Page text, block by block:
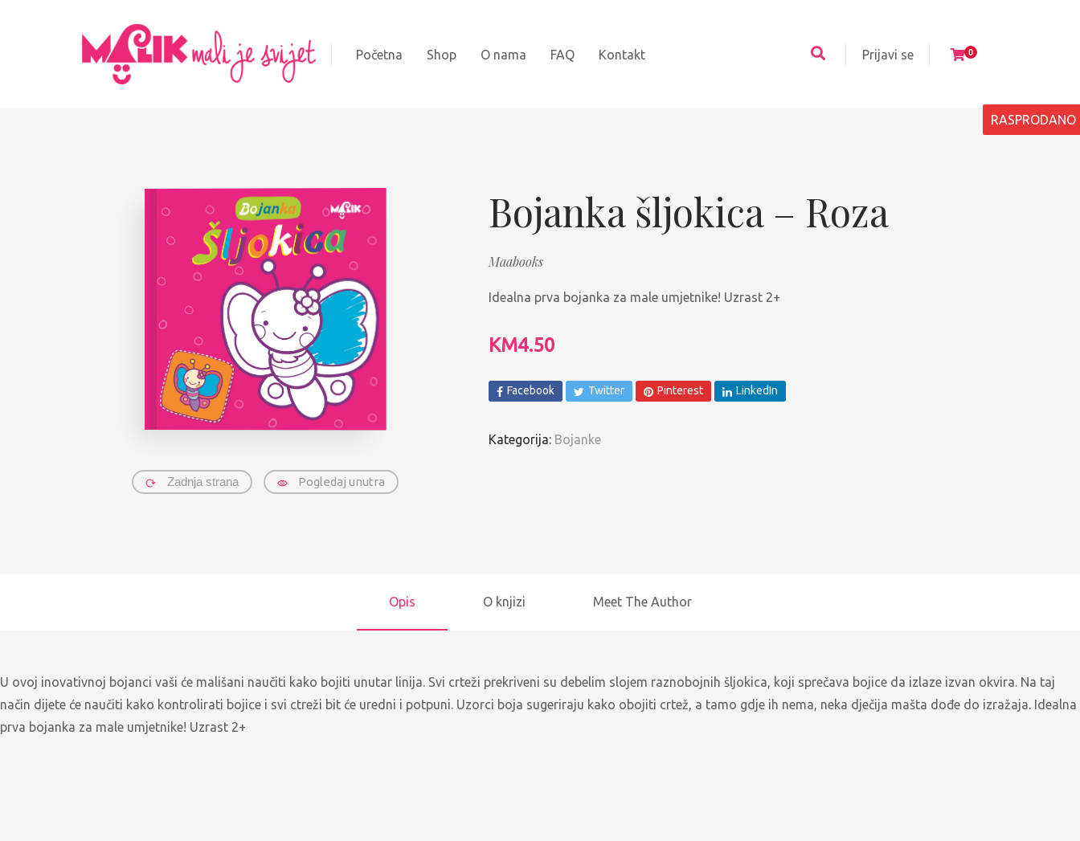
Početna Shop
Kartonske slikovnice
Najprodavanije
Knjige za djecu
Slikovnice sa naljepnicama
Pregled po autorima
O nama FAQ Kontakt Prijavi se 0
Zadnja strana Pogledaj unutra
RASPRODANO
Bojanka šljokica – Roza
Maabooks
Idealna prva bojanka za male umjetnike! Uzrast 2+
KM4.50
Facebook Twitter Pinterest LinkedIn
Kategorija: Bojanke
Opis O knjizi Meet The Author
U ovoj inovativnoj bojanci vaši će mališani naučiti kako bojiti unutar linija. Svi crteži prekriveni su debelim slojem raznobojnih šljokica, koji sprečava bojice da izlaze izvan okvira. Na taj
način dijete će naučiti kako kontrolirati bojice i svi ctreži bit će uredni i potpuni. Uzorci boja sugeriraju kako obojiti crtež, a tamo gdje ih nema, neka dječija mašta dođe do izražaja. Idealna
prva bojanka za male umjetnike! Uzrast 2+